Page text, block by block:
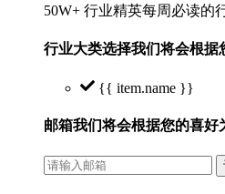
50W+ 行业精英每周必读的
行业大类选择我们将会根据
{{ item.name }}
邮箱我们将会根据您的喜好